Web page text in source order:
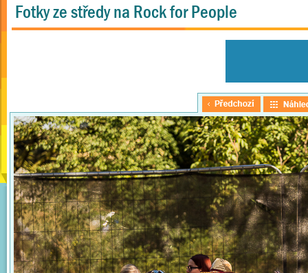
Fotky ze středy na Rock for People